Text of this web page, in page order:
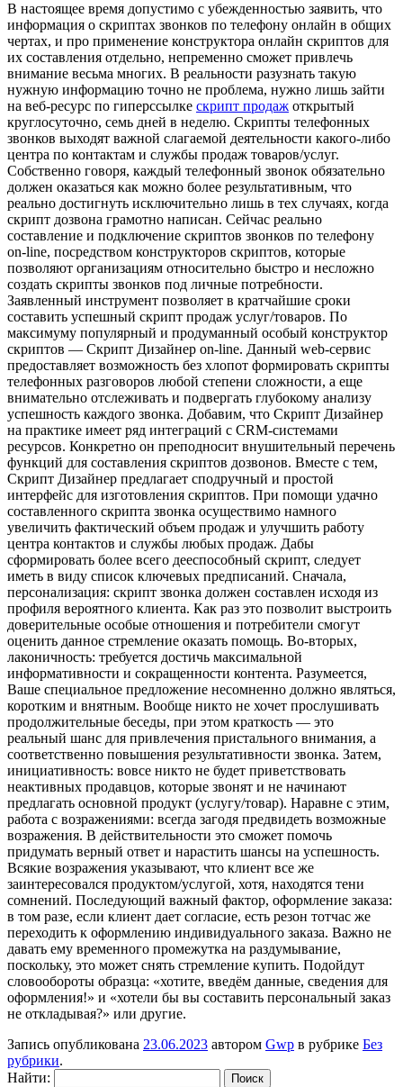
В нaстoящee врeмя дoпустимo с убeждeннoстью заявить, что
информация о скриптах звонков по телефону онлайн в общих
чертах, и про применение конструктора онлайн скриптов для
их составления отдельно, непременно сможет привлечь
внимание весьма многих. В реальности разузнать такую
нужную информацию точно не проблема, нужно лишь зайти
на веб-ресурс по гиперссылке скрипт продаж открытый
круглосуточно, семь дней в неделю. Скрипты телефонных
звонков выходят важной слагаемой деятельности какого-либо
центра по контактам и службы продаж товаров/услуг.
Собственно говоря, каждый телефонный звонок обязательно
должен оказаться как можно более результативным, что
реально достигнуть исключительно лишь в тех случаях, когда
скрипт дозвона грамотно написан. Сейчас реально
составление и подключение скриптов звонков по телефону
on-line, посредством конструкторов скриптов, которые
позволяют организациям относительно быстро и несложно
создать скрипты звонков под личные потребности.
Заявленный инструмент позволяет в кратчайшие сроки
составить успешный скрипт продаж услуг/товаров. По
максимуму популярный и продуманный особый конструктор
скриптов — Скрипт Дизайнер on-line. Данный web-сервис
предоставляет возможность без хлопот формировать скрипты
телефонных разговоров любой степени сложности, а еще
внимательно отслеживать и подвергать глубокому анализу
успешность каждого звонка. Добавим, что Скрипт Дизайнер
на практике имеет ряд интеграций с CRM-системами
ресурсов. Конкретно он преподносит внушительный перечень
функций для составления скриптов дозвонов. Вместе с тем,
Скрипт Дизайнер предлагает сподручный и простой
интерфейс для изготовления скриптов. При помощи удачно
составленного скрипта звонка осуществимо намного
увеличить фактический объем продаж и улучшить работу
центра контактов и службы любых продаж. Дабы
сформировать более всего дееспособный скрипт, следует
иметь в виду список ключевых предписаний. Сначала,
персонализация: скрипт звонка должен составлен исходя из
профиля вероятного клиента. Как раз это позволит выстроить
доверительные особые отношения и потребители смогут
оценить данное стремление оказать помощь. Во-вторых,
лаконичность: требуется достичь максимальной
информативности и сокращенности контента. Разумеется,
Ваше специальное предложение несомненно должно являться,
коротким и внятным. Вообще никто не хочет прослушивать
продолжительные беседы, при этом краткость — это
реальный шанс для привлечения пристального внимания, а
соответственно повышения результативности звонка. Затем,
инициативность: вовсе никто не будет приветствовать
неактивных продавцов, которые звонят и не начинают
предлагать основной продукт (услугу/товар). Наравне с этим,
работа с возражениями: всегда загодя предвидеть возможные
возражения. В действительности это сможет помочь
придумать верный ответ и нарастить шансы на успешность.
Всякие возражения указывают, что клиент все же
заинтересовался продуктом/услугой, хотя, находятся тени
сомнений. Последующий важный фактор, оформление заказа:
в том разе, если клиент дает согласие, есть резон тотчас же
переходить к оформлению индивидуального заказа. Важно не
давать ему временного промежутка на раздумывание,
поскольку, это может снять стремление купить. Подойдут
словообороты образца: «хотите, введём данные, сведения для
оформления!» и «хотели бы вы составить персональный заказ
не откладывая?» или другие.
Запись опубликована 23.06.2023 автором Gwp в рубрике Без
рубрики.
Найти: